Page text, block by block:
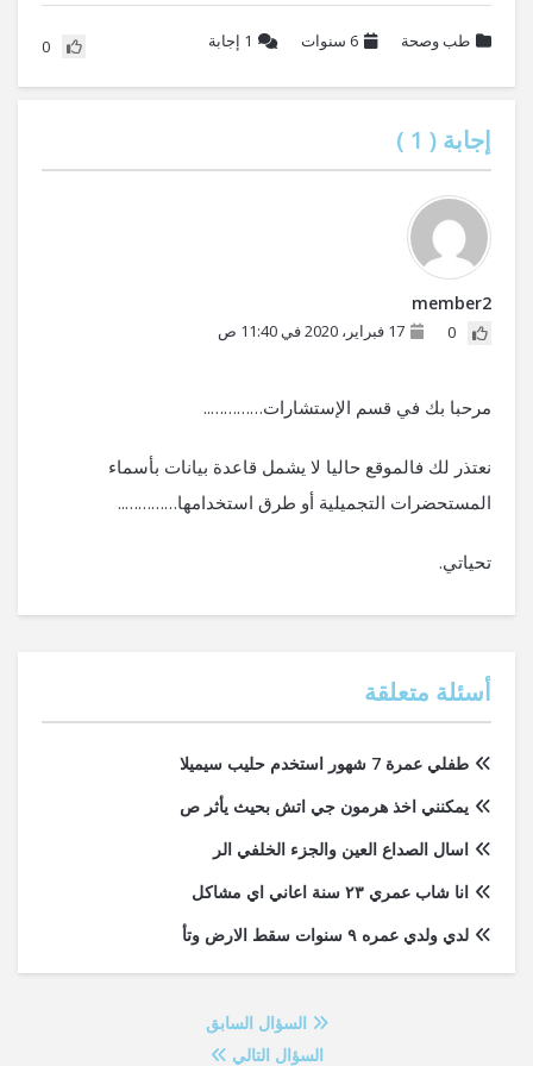
طب وصحة 6 سنوات 1 إجابة 0
إجابة ( 1
)
member2
0 17 فبراير، 2020 في 11:40 ص
مرحبا بك في قسم الإستشارات…………..
نعتذر لك فالموقع حاليا لا يشمل قاعدة بيانات بأسماء
المستحضرات التجميلية أو طرق استخدامها…………..
تحياتي.
أسئلة متعلقة
طفلي عمرة 7 شهور استخدم حليب سيميلا
يمكنني اخذ هرمون جي اتش بحيث يأثر ص
اسال الصداع العين والجزء الخلفي الر
انا شاب عمري ٢٣ سنة اعاني اي مشاكل
لدي ولدي عمره ٩ سنوات سقط الارض وتأ
السؤال السابق
السؤال التالي